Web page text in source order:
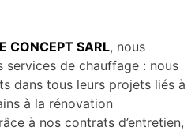
CONCEPT SARL, nous
de chauffage : nous
dans tous leurs projets liés à
à la rénovation
à nos contrats d’entretien,